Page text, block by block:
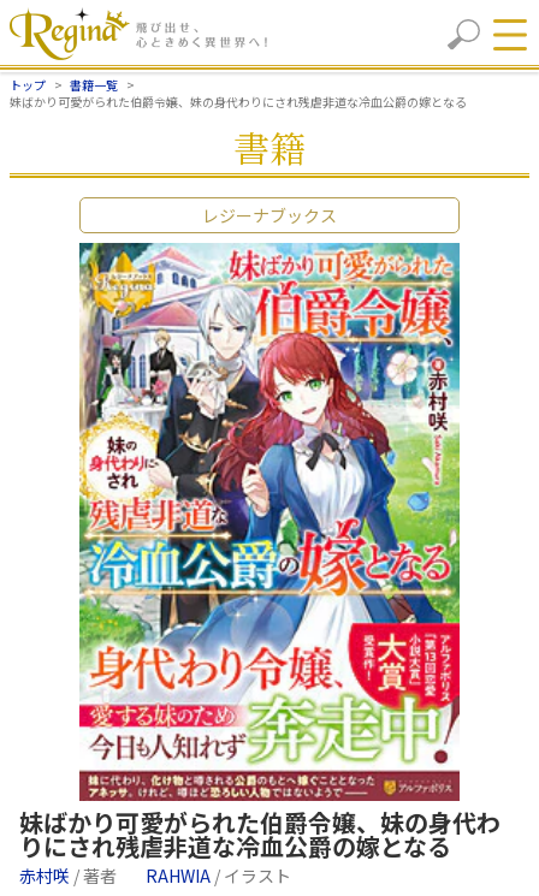
トップ
書籍一覧
妹ばかり可愛がられた伯爵令嬢、妹の身代わりにされ残虐非道な冷血公爵の嫁となる
書籍
レジーナブックス
妹ばかり可愛がられた伯爵令嬢、妹の身代わ
りにされ残虐非道な冷血公爵の嫁となる
赤村咲 / 著者 RAHWIA / イラスト